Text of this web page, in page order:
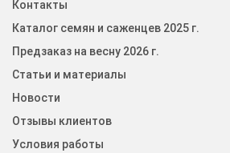
Контакты
Каталог семян и саженцев 2025 г.
Предзаказ на весну 2026 г.
Статьи и материалы
Новости
Отзывы клиентов
Условия работы